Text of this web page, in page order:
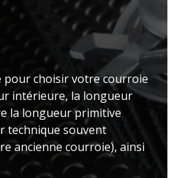
pour choisir votre courroie
intérieure, la longueur
la longueur primitive
technique souvent
ancienne courroie), ainsi